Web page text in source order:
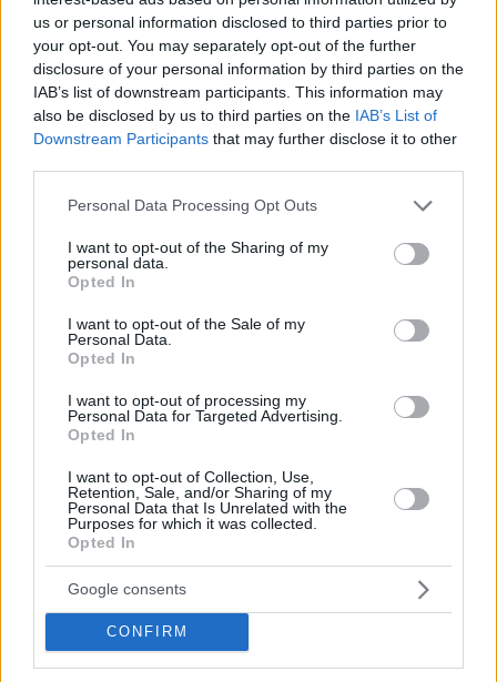
us or personal information disclosed to third parties prior to
your opt-out. You may separately opt-out of the further
disclosure of your personal information by third parties on the
IAB’s list of downstream participants. This information may
also be disclosed by us to third parties on the IAB’s List of
Downstream Participants that may further disclose it to other
Please note that this website/app uses one or more Google
not limited to your visit or usage behaviour. You may click to
grant or deny consent to Google and its third-party tags to
use your data for below specified purposes in below Google
consent section.
Personal Data Processing Opt Outs
I want to opt-out of the Sharing of my
personal data.
Opted In
I want to opt-out of the Sale of my
Personal Data.
Opted In
I want to opt-out of processing my
Personal Data for Targeted Advertising.
Opted In
I want to opt-out of Collection, Use,
Retention, Sale, and/or Sharing of my
Personal Data that Is Unrelated with the
Purposes for which it was collected.
Opted In
Google consents
CONFIRM
Das Projekt stehe im Einklang mit den Zielen der Regierung,